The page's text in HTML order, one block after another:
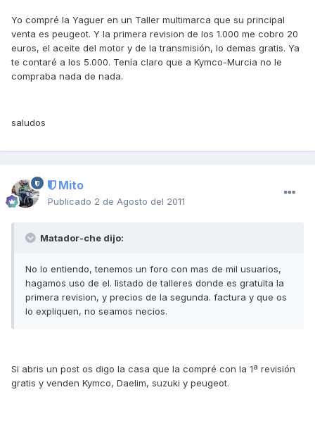
Yo compré la Yaguer en un Taller multimarca que su principal
venta es peugeot. Y la primera revision de los 1.000 me cobro 20
euros, el aceite del motor y de la transmisión, lo demas gratis. Ya
te contaré a los 5.000. Tenía claro que a Kymco-Murcia no le
compraba nada de nada.
saludos
Mito
Publicado 2 de Agosto del 2011
Matador-che dijo:
No lo entiendo, tenemos un foro con mas de mil usuarios,
hagamos uso de el. listado de talleres donde es gratuita la
primera revision, y precios de la segunda. factura y que os
lo expliquen, no seamos necios.
Si abris un post os digo la casa que la compré con la 1ª revisión
gratis y venden Kymco, Daelim, suzuki y peugeot.